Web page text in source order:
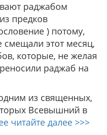
раджабом
предков
) потому,
этот месяц,
которые, не желая
раджаб на
из священных,
Всевышний в
читайте далее >>>